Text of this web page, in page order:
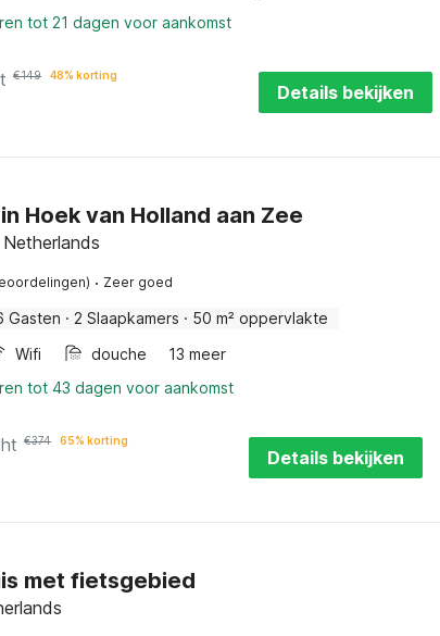
tot 21 dagen voor aankomst
€149 48% korting
Details bekijken
Hoek van Holland aan Zee
· Zeer goed
Gasten · 2 Slaapkamers · 50 m² oppervlakte
Wifi douche
13 meer
tot 43 dagen voor aankomst
€374 65% korting
Details bekijken
met fietsgebied